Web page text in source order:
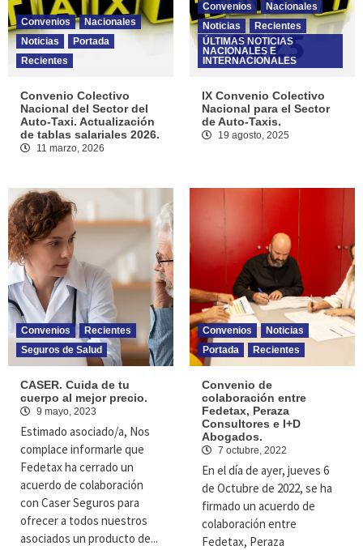
Convenios
Nacionales
Noticias
Portada
Recientes
Convenio Colectivo
Nacional del Sector del
Auto-Taxi. Actualización
de tablas salariales 2026.
11 marzo, 2026
Convenios
Nacionales
Noticias
Recientes
ÚLTIMAS NOTICIAS
NACIONALES E
INTERNACIONALES
IX Convenio Colectivo
Nacional para el Sector
de Auto-Taxis.
19 agosto, 2025
Convenios
Recientes
Seguros de Salud
CASER. Cuida de tu
cuerpo al mejor precio.
9 mayo, 2023
Estimado asociado/a, Nos
complace informarle que
Fedetax ha cerrado un
acuerdo de colaboración
con Caser Seguros para
ofrecer a todos nuestros
asociados un producto de...
Convenios
Noticias
Portada
Recientes
Convenio de
colaboración entre
Fedetax, Peraza
Consultores e I+D
Abogados.
7 octubre, 2022
En el día de ayer, jueves 6
de Octubre de 2022, se ha
firmado un acuerdo de
colaboración entre
Fedetax, Peraza